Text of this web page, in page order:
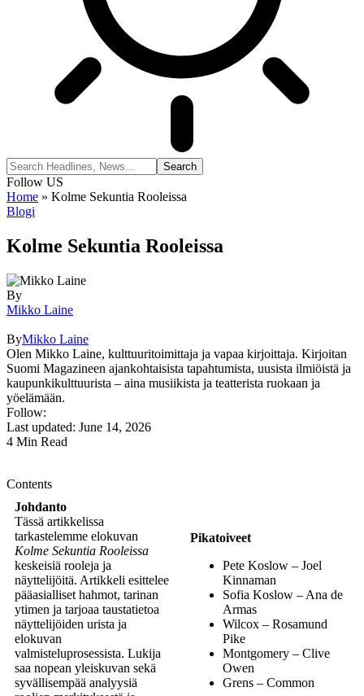
Follow US
Home » Kolme Sekuntia Rooleissa
Blogi
Kolme Sekuntia Rooleissa
By
Mikko Laine
ByMikko Laine
Olen Mikko Laine, kulttuuritoimittaja ja vapaa kirjoittaja. Kirjoitan
Suomi Magazineen ajankohtaisista tapahtumista, uusista ilmiöistä ja
kaupunkikulttuurista – aina musiikista ja teatterista ruokaan ja
yöelämään.
Follow:
Last updated: June 14, 2026
4 Min Read
Contents
Johdanto
Tässä artikkelissa
tarkastelemme elokuvan
Kolme Sekuntia Rooleissa
keskeisiä rooleja ja
näyttelijöitä. Artikkeli esittelee
pääasialliset hahmot, tarinan
ytimen ja tarjoaa taustatietoa
näyttelijöiden urista ja
elokuvan
valmisteluprosessista. Lukija
saa nopean yleiskuvan sekä
syvällisempää analyysiä
Pikatoiveet
Pete Koslow – Joel
Kinnaman
Sofia Koslow – Ana de
Armas
Wilcox – Rosamund
Pike
Montgomery – Clive
Owen
Grens – Common